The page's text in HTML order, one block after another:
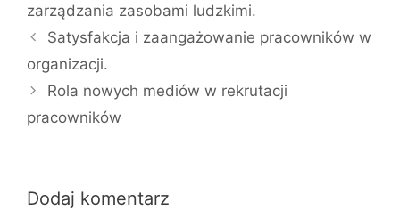
zarządzania zasobami ludzkimi.
Satysfakcja i zaangażowanie pracowników w
organizacji.
Rola nowych mediów w rekrutacji
pracowników
Dodaj komentarz